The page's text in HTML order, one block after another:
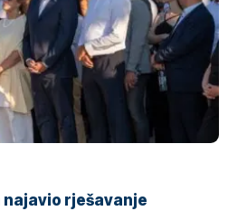
najavio rješavanje